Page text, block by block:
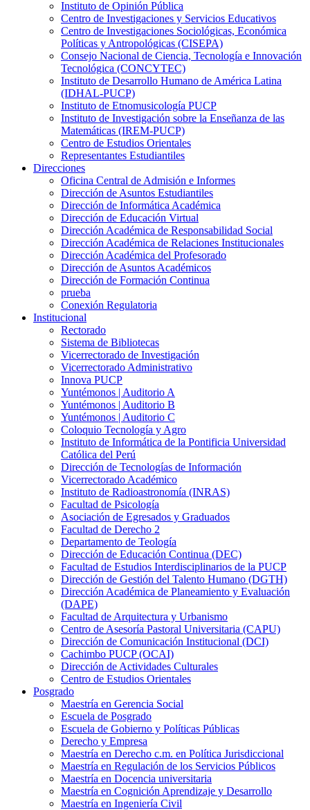
Instituto de Opinión Pública
Centro de Investigaciones y Servicios Educativos
Centro de Investigaciones Sociológicas, Económica
Políticas y Antropológicas (CISEPA)
Consejo Nacional de Ciencia, Tecnología e Innovación
Tecnológica (CONCYTEC)
Instituto de Desarrollo Humano de América Latina
(IDHAL-PUCP)
Instituto de Etnomusicología PUCP
Instituto de Investigación sobre la Enseñanza de las
Matemáticas (IREM-PUCP)
Centro de Estudios Orientales
Representantes Estudiantiles
Direcciones
Oficina Central de Admisión e Informes
Dirección de Asuntos Estudiantiles
Dirección de Informática Académica
Dirección de Educación Virtual
Dirección Académica de Responsabilidad Social
Dirección Académica de Relaciones Institucionales
Dirección Académica del Profesorado
Dirección de Asuntos Académicos
Dirección de Formación Continua
prueba
Conexión Regulatoria
Institucional
Rectorado
Sistema de Bibliotecas
Vicerrectorado de Investigación
Vicerrectorado Administrativo
Innova PUCP
Yuntémonos | Auditorio A
Yuntémonos | Auditorio B
Yuntémonos | Auditorio C
Coloquio Tecnología y Agro
Instituto de Informática de la Pontificia Universidad
Católica del Perú
Dirección de Tecnologías de Información
Vicerrectorado Académico
Instituto de Radioastronomía (INRAS)
Facultad de Psicología
Asociación de Egresados y Graduados
Facultad de Derecho 2
Departamento de Teología
Dirección de Educación Continua (DEC)
Facultad de Estudios Interdisciplinarios de la PUCP
Dirección de Gestión del Talento Humano (DGTH)
Dirección Académica de Planeamiento y Evaluación
(DAPE)
Facultad de Arquitectura y Urbanismo
Centro de Asesoría Pastoral Universitaria (CAPU)
Dirección de Comunicación Institucional (DCI)
Cachimbo PUCP (OCAI)
Dirección de Actividades Culturales
Centro de Estudios Orientales
Posgrado
Maestría en Gerencia Social
Escuela de Posgrado
Escuela de Gobierno y Políticas Públicas
Derecho y Empresa
Maestría en Derecho c.m. en Política Jurisdiccional
Maestría en Regulación de los Servicios Públicos
Maestría en Docencia universitaria
Maestría en Cognición Aprendizaje y Desarrollo
Maestría en Ingeniería Civil